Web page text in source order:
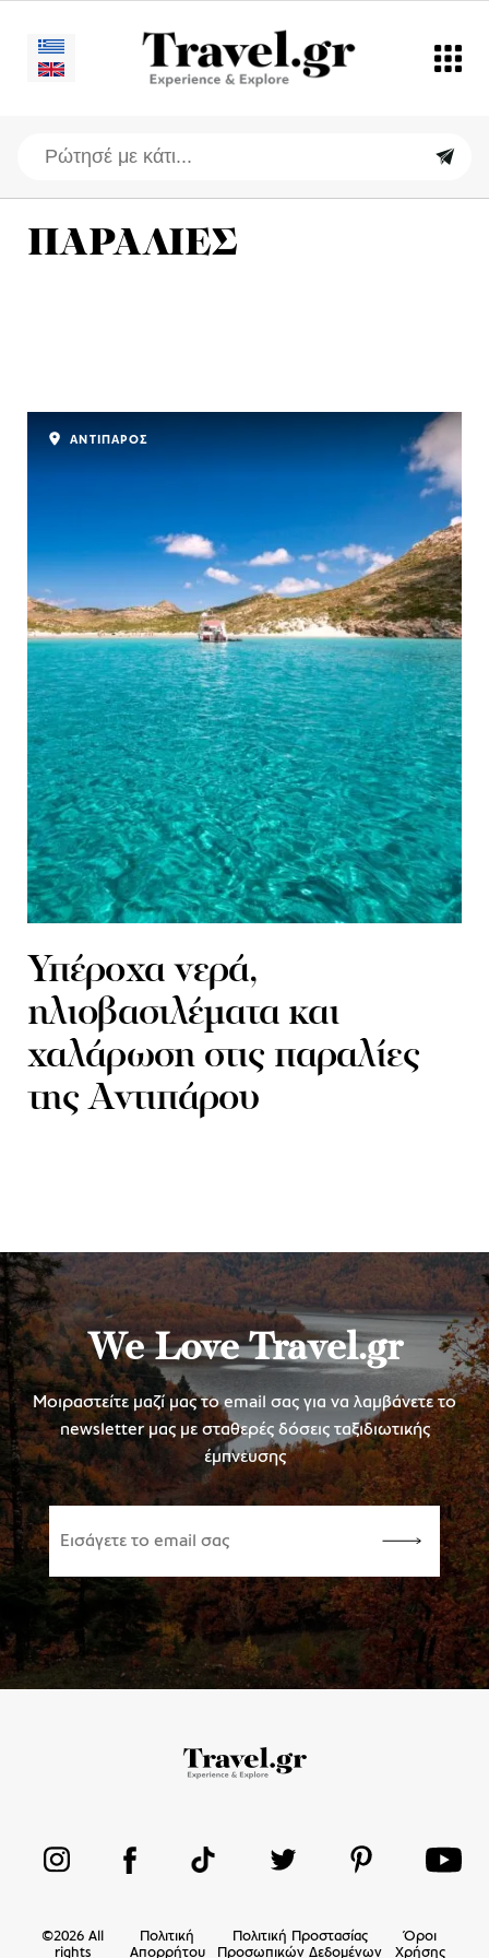
ΠΑΡΑΛΙΕΣ
Υπέροχα νερά,
ηλιοβασιλέματα και
χαλάρωση στις παραλίες
της Αντιπάρου
ΑΝΤΙΠΑΡΟΣ
We Love Travel.gr
Μοιραστείτε μαζί μας το email σας για να λαμβάνετε το
newsletter μας με σταθερές δόσεις ταξιδιωτικής
έμπνευσης
©2026 All
rights
Πολιτική
Απορρήτου
Πολιτική Προστασίας
Προσωπικών Δεδομένων
Όροι
Χρήσης